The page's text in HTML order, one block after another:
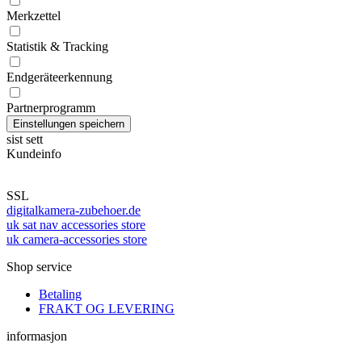
Merkzettel
Statistik & Tracking
Endgeräteerkennung
Partnerprogramm
sist sett
Kundeinfo
SSL
digitalkamera-zubehoer.de
uk sat nav accessories store
uk camera-accessories store
Shop service
Betaling
FRAKT OG LEVERING
informasjon